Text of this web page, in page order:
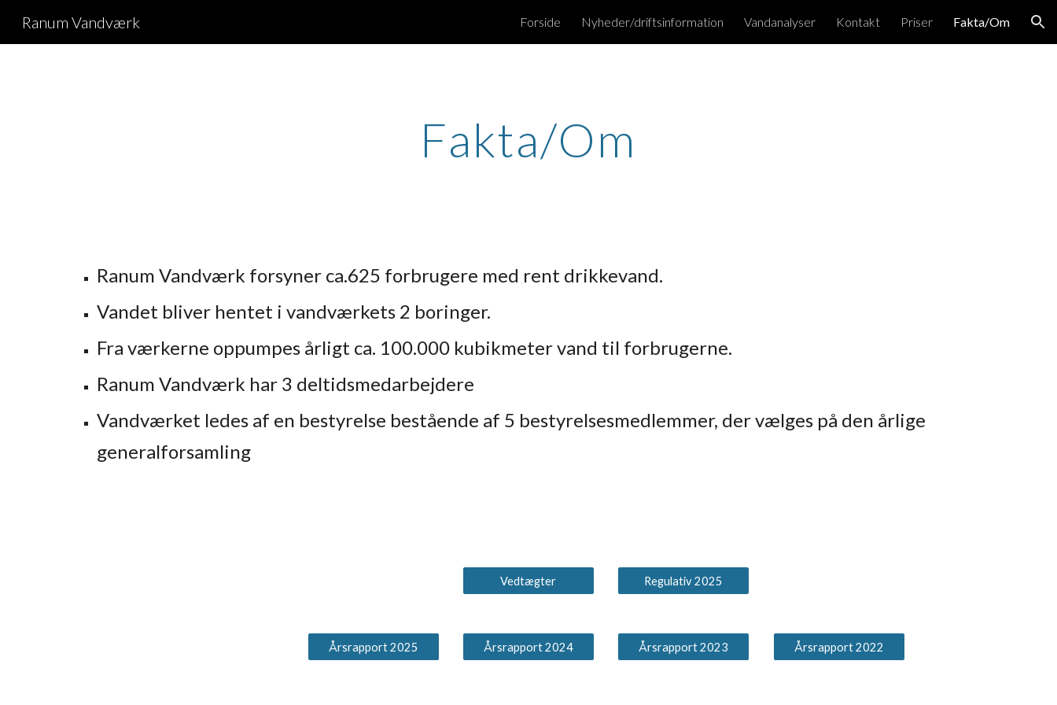
Skip to navigation
Ranum Vandværk Forside Nyheder/driftsinformation Vandanalyser Kontakt Priser Fakta/Om
Fakta/Om
Ranum Vandværk forsyner ca.625 forbrugere med rent drikkevand.
Vandet bliver hentet i vandværkets 2 boringer.
Fra værkerne oppumpes årligt ca. 100.000 kubikmeter vand til forbrugerne.
Ranum Vandværk har 3 deltidsmedarbejdere
Vandværket ledes af en bestyrelse bestående af 5 bestyrelsesmedlemmer, der vælges på den årlige
generalforsamling
Vedtægter Regulativ 2025
Årsrapport 2025 Årsrapport 2024 Årsrapport 2023 Årsrapport 2022